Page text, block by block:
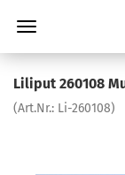
Liliput 260108
(Art.Nr.: Li-260108)